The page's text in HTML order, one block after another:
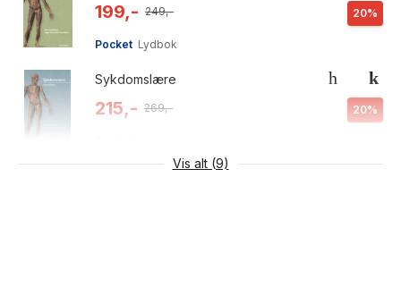
199,- 249,- 20%
Pocket Lydbok
Sykdomslære
215,- 269,- 20%
Vis alt (9)